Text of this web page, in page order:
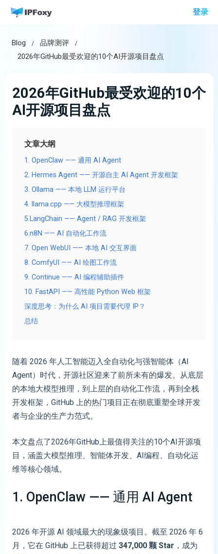
登录
Blog
品牌测评
2026年GitHub最受欢迎的10个AI开源项目盘点
2026年GitHub最受欢迎的10个
AI开源项目盘点
文章大纲
1. OpenClaw —— 通用 AI Agent
2. Hermes Agent —— 开源自主 AI Agent 开发框架
3. Ollama —— 本地 LLM 运行平台
4. llama.cpp —— 大模型推理框架
5.LangChain —— Agent / RAG 开发框架
6.n8N —— AI 自动化工作流
7. Open WebUI —— 本地 AI 交互界面
8. ComfyUI —— AI 绘图工作流
9. Continue —— AI 编程辅助插件
10. FastAPI —— 高性能 Python Web 框架
深度思考：为什么 AI 项目需要代理 IP？
总结
随着 2026 年人工智能迈入全自动化与强智能体（AI
Agent）时代，开源社区迎来了前所未有的爆发。从底层
的本地大模型推理，到上层的自动化工作流，再到全栈
开发框架，GitHub 上的热门项目正在彻底重塑全球开发
者与企业的生产力范式。
本文盘点了2026年GitHub上最值得关注的10个AI开源项
目，涵盖大模型推理、智能体开发、AI编程、自动化运
维等核心领域。
1. OpenClaw —— 通用 AI Agent
2026 年开源 AI 领域最大的现象级项目。截至 2026 年 6
月，它在 GitHub 上已获得超过 347,000 颗 Star ，成为